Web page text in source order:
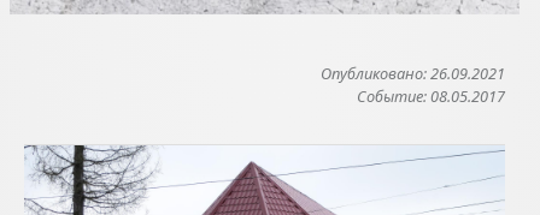
Опубликовано: 26.09.2021
Событие: 08.05.2017